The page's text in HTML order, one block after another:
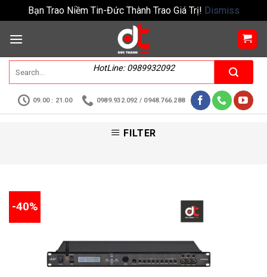
Bạn Trao Niềm Tin-Đức Thành Trao Giá Trị! Dismiss
HotLine: 0989932092
09.00 : 21.00 0989.932.092 / 0948.766.288
FILTER
-40%